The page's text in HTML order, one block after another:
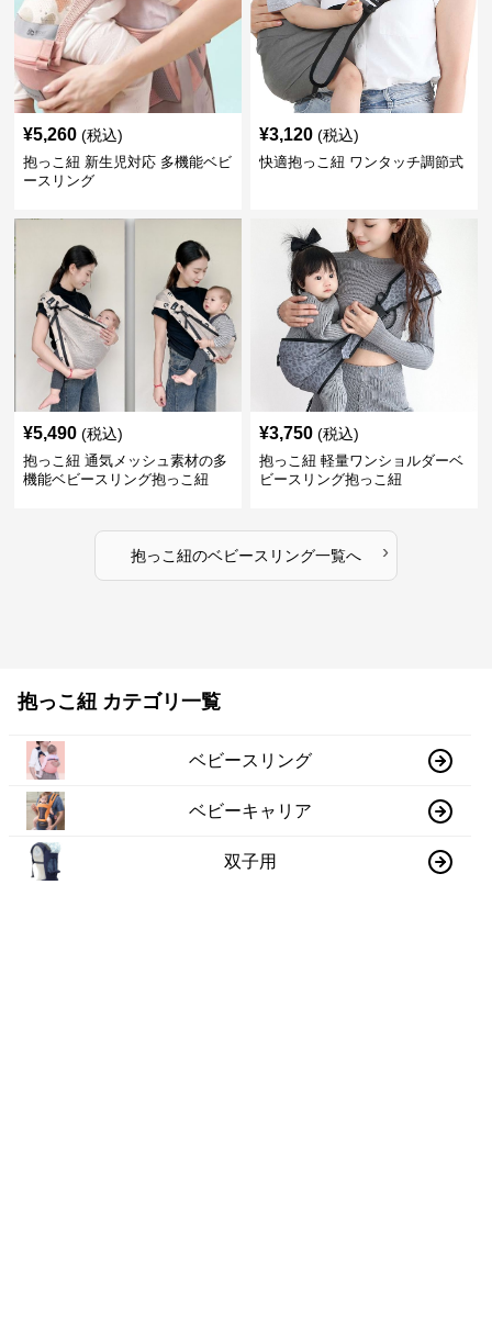
¥5,260 (税込)
抱っこ紐 新生児対応 多機能ベビ
ースリング
¥3,120 (税込)
快適抱っこ紐 ワンタッチ調節式
¥5,490 (税込)
抱っこ紐 通気メッシュ素材の多
機能ベビースリング抱っこ紐
¥3,750 (税込)
抱っこ紐 軽量ワンショルダーベ
ビースリング抱っこ紐
抱っこ紐のベビースリング一覧へ ›
抱っこ紐 カテゴリ一覧
ベビースリング
ベビーキャリア
双子用